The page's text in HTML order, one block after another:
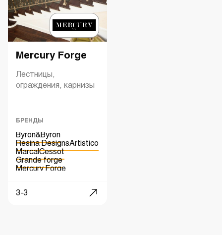
Mercury Forge
Лестницы,
ограждения, карнизы
БРЕНДЫ
Byron&Byron
Resina DesignsArtistico
MarcalCessot
Grande forge
Mercury Forge
3-3